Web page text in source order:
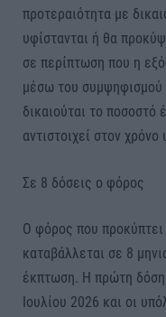
προτεραιότητα με
υφίστανται ή θα
σε περίπτωση που η
μέσω του
δικαιούται το
αντιστοιχεί στον
Σε 8 δόσεις ο φόρος
Ο φόρος που
καταβάλλεται σε 8
έκπτωση. Η πρώτη δόση
Ιουλίου 2026 και οι